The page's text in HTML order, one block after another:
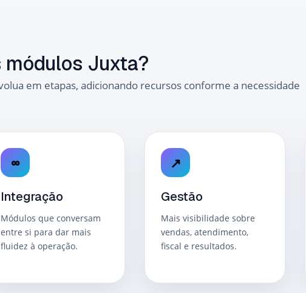
módulos Juxta?
em etapas, adicionando recursos conforme a necessidade
∞
Integração
Módulos que conversam
entre si para dar mais
fluidez à operação.
↗
Gestão
Mais visibilidade sobre
vendas, atendimento,
fiscal e resultados.